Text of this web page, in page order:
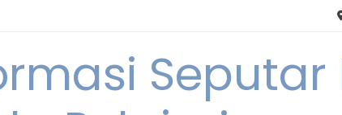
Seputar